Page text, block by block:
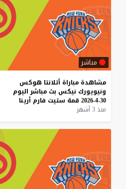
مباشر
مشاهدة مباراة أتلانتا هوكس
ونيويورك نيكس بث مباشر اليوم
30-4-2026
قمة ستيت فارم أرينا
منذ 3 أشهر